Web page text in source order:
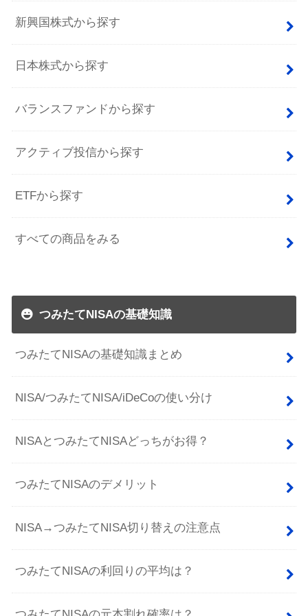
新興国株式から探す
日本株式から探す
バランスファンドから探す
アクティブ投信から探す
ETFから探す
すべての商品をみる
つみたてNISAの基礎知識
つみたてNISAの基礎知識まとめ
NISA/つみたてNISA/iDeCoの使い分け
NISAとつみたてNISAどっちがお得？
つみたてNISAのデメリット
NISA→つみたてNISA切り替えの注意点
つみたてNISAの利回りの平均は？